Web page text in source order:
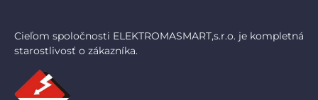
Cieľom spoločnosti ELEKTROMASMART,s.r.o. je kompletná
starostlivosť o zákazníka.